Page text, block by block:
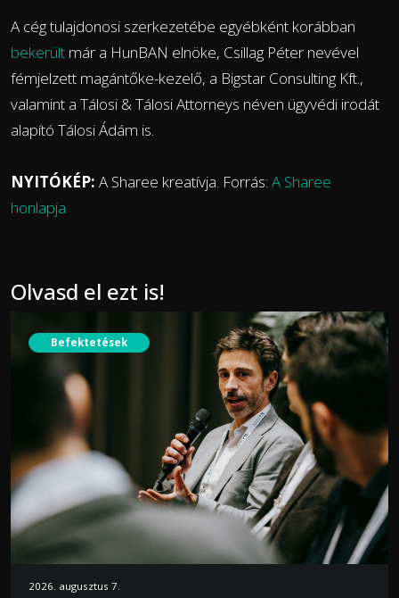
A cég tulajdonosi szerkezetébe egyébként korábban
bekerült már a HunBAN elnöke, Csillag Péter nevével
fémjelzett magántőke-kezelő, a Bigstar Consulting Kft.,
valamint a Tálosi & Tálosi Attorneys néven ügyvédi irodát
alapító Tálosi Ádám is.
NYITÓKÉP: A Sharee kreatívja. Forrás: A Sharee
honlapja
Olvasd el ezt is!
Befektetések
2026. augusztus 7.